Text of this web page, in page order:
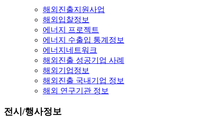
해외진출지원사업
해외입찰정보
에너지 프로젝트
에너지 수출입 통계정보
에너지네트워크
해외진출 성공기업 사례
해외기업정보
해외진출 국내기업 정보
해외 연구기관 정보
전시/행사정보